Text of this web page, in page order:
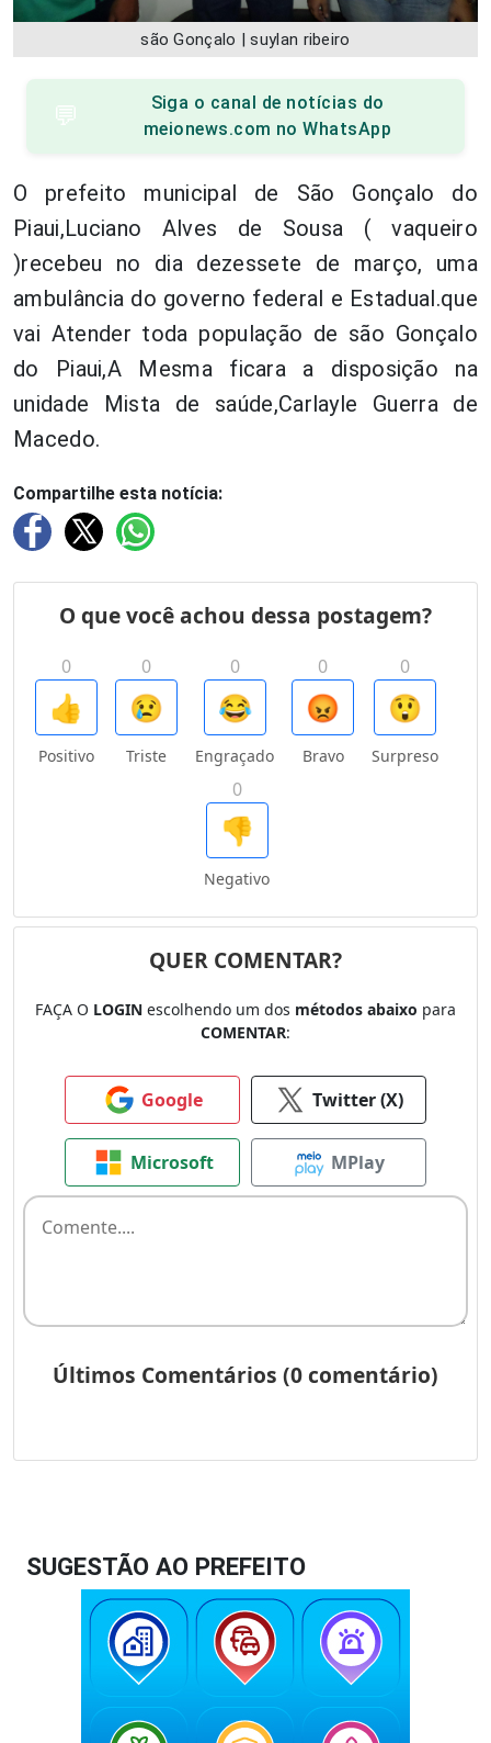
são Gonçalo | suylan ribeiro
💬
Siga o canal de notícias do
meionews.com no WhatsApp
O prefeito municipal de São Gonçalo do
Piaui,Luciano Alves de Sousa ( vaqueiro
)recebeu no dia dezessete de março, uma
ambulância do governo federal e Estadual.que
vai Atender toda população de são Gonçalo
do Piaui,A Mesma ficara a disposição na
unidade Mista de saúde,Carlayle Guerra de
Macedo.
Compartilhe esta notícia:
SUGESTÃO AO PREFEITO